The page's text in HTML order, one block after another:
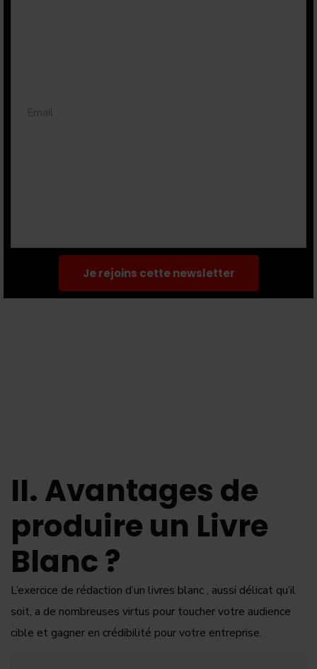
II. Avantages de
produire un Livre
Blanc ?
L’exercice de rédaction d’un livres blanc , aussi délicat qu’il
soit, a de nombreuses virtus pour toucher votre audience
cible et gagner en crédibilité pour votre entreprise.